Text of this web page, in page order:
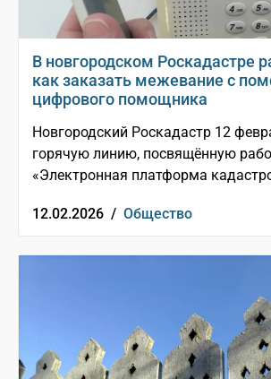
В новгородском Роскадастре
как заказать межевание с
цифрового помощника
Новгородский Роскадастр 12
горячую линию, посвящённую
«Электронная платформа
12.02.2026 / Общество